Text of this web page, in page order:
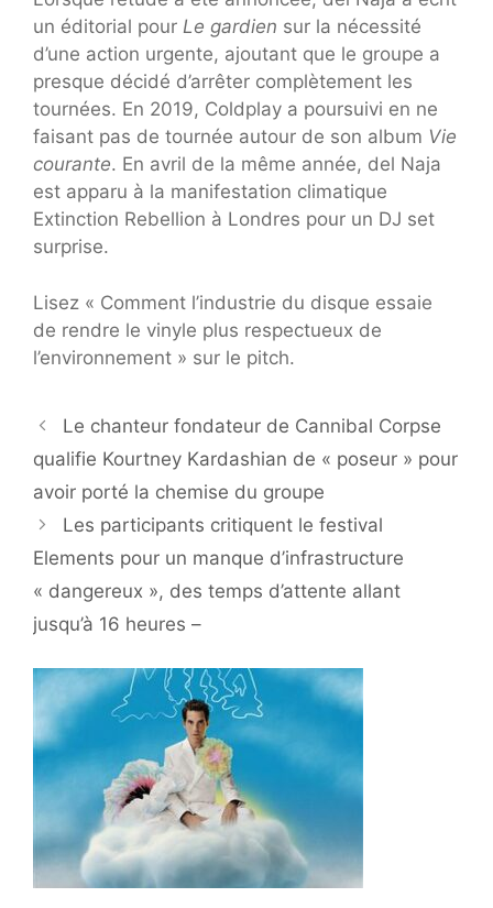
un éditorial pour Le gardien sur la nécessité
d’une action urgente, ajoutant que le groupe a
presque décidé d’arrêter complètement les
tournées. En 2019, Coldplay a poursuivi en ne
faisant pas de tournée autour de son album Vie
courante. En avril de la même année, del Naja
est apparu à la manifestation climatique
Extinction Rebellion à Londres pour un DJ set
surprise.
Lisez « Comment l’industrie du disque essaie
de rendre le vinyle plus respectueux de
l’environnement » sur le pitch.
Le chanteur fondateur de Cannibal Corpse
qualifie Kourtney Kardashian de « poseur » pour
avoir porté la chemise du groupe
Les participants critiquent le festival
Elements pour un manque d’infrastructure
« dangereux », des temps d’attente allant
jusqu’à 16 heures –